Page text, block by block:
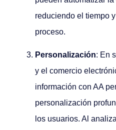
reduciendo el tiempo
proceso.
Personalización: En
y el comercio
información con AA
personalización
los usuarios. Al